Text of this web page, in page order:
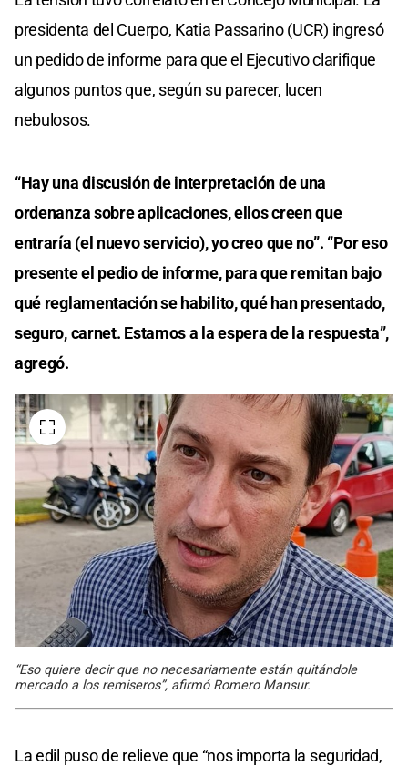
presidenta del Cuerpo, Katia Passarino (UCR) ingresó
un pedido de informe para que el Ejecutivo clarifique
algunos puntos que, según su parecer, lucen
nebulosos.
“Hay una discusión de interpretación de una
ordenanza sobre aplicaciones, ellos creen que
entraría (el nuevo servicio), yo creo que no”. “Por eso
presente el pedio de informe, para que remitan bajo
qué reglamentación se habilito, qué han presentado,
seguro, carnet. Estamos a la espera de la respuesta”,
agregó.
“Eso quiere decir que no necesariamente están quitándole
mercado a los remiseros”, afirmó Romero Mansur.
La edil puso de relieve que “nos importa la seguridad,